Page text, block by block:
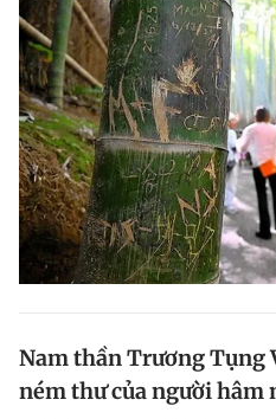
Nam thần Trương Tụng
ném thư của người hâm